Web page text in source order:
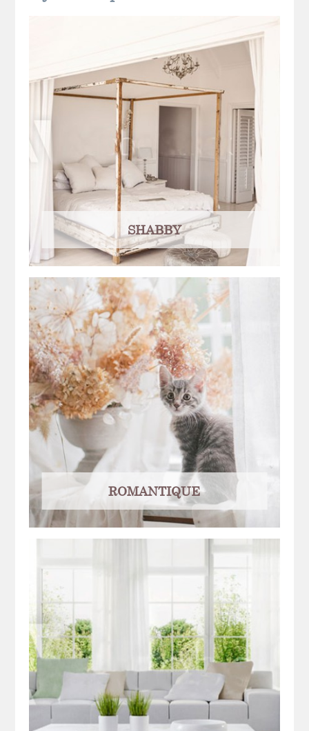
SHABBY
ROMANTIQUE